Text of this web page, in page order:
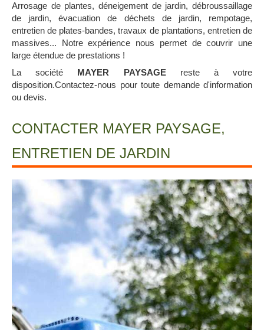
Arrosage de plantes, déneigement de jardin, débroussaillage
de jardin, évacuation de déchets de jardin, rempotage,
entretien de plates-bandes, travaux de plantations, entretien de
massives... Notre expérience nous permet de couvrir une
large étendue de prestations !
La société MAYER PAYSAGEreste à votre
disposition.Contactez-nous pour toute demande d'information
ou devis.
CONTACTER MAYER PAYSAGE,
ENTRETIEN DE JARDIN